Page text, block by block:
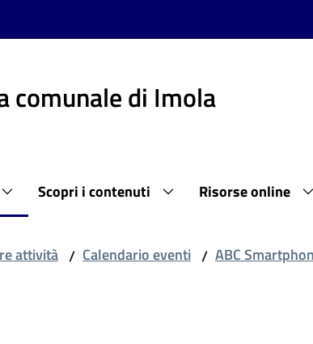
comunale di Imola
Scopri i contenuti Risorse online
attività / Calendario eventi / ABC